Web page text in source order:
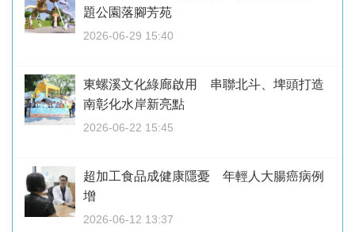
題公園落腳芳苑
2026-06-29 15:40
東螺溪文化綠廊啟用 串聯北斗、埤頭打造
南彰化水岸新亮點
2026-06-22 15:45
超加工食品成健康隱憂 年輕人大腸癌病例
增
2026-06-12 13:37